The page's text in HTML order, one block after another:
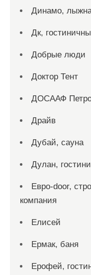
Динамо,
Дк,
Добрые люди
Доктор Тент
ДОСААФ
Драйв
Дубай, сауна
Дулан,
Евро-door,
компания
Елисей
Ермак, баня
Ерофей,